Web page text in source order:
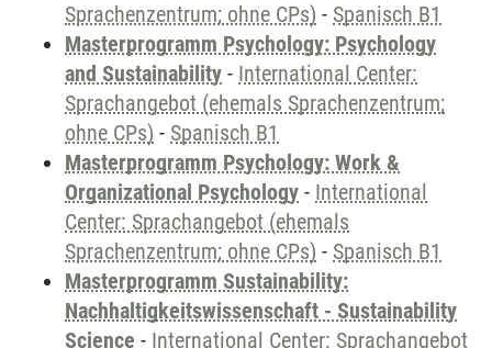
Sprachenzentrum; ohne CPs) - Spanisch B1
Masterprogramm Psychology: Psychology
and Sustainability - International Center:
Sprachangebot (ehemals Sprachenzentrum;
ohne CPs) - Spanisch B1
Masterprogramm Psychology: Work &
Organizational Psychology - International
Center: Sprachangebot (ehemals
Sprachenzentrum; ohne CPs) - Spanisch B1
Masterprogramm Sustainability:
Nachhaltigkeitswissenschaft - Sustainability
Science - International Center: Sprachangebot